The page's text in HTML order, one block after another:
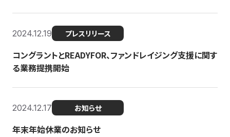
2024.12.19 プレスリリース
コングラントとREADYFOR、ファンドレイジング支援に関す
る業務提携開始
2024.12.17 お知らせ
年末年始休業のお知らせ